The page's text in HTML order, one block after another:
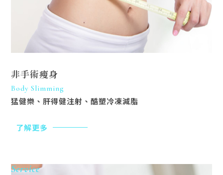
非手術瘦身
Body Slimming
猛健樂、肝得健注射、酷塑冷凍減脂
了解更多
Service